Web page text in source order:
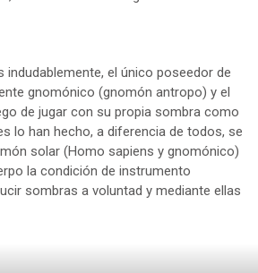
indudablemente, el único poseedor de
gnomónico (gnomón antropo) y el
de jugar con su propia sombra como
lo han hecho, a diferencia de todos, se
solar (Homo sapiens y gnomónico)
la condición de instrumento
sombras a voluntad y mediante ellas